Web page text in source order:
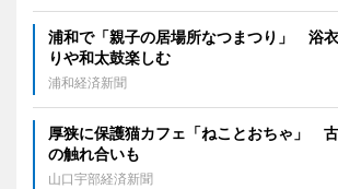
浦和で「親子の居場所なつまつり」 浴
りや和太鼓楽しむ
浦和経済新聞
厚狭に保護猫カフェ「ねことおちゃ」
の触れ合いも
山口宇部経済新聞